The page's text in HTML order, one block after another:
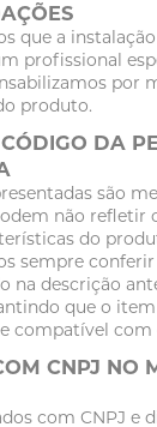
que a
profissional
por
produto.
DA
são
não refletir
do
sempre
na descrição
que o
compatível com
CNPJ NO
com CNPJ e